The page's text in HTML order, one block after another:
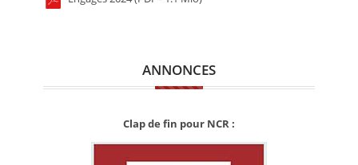
ANNONCES
Clap de fin pour NCR :